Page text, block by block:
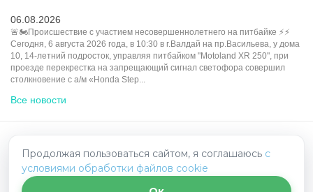
06.08.2026
🚨🏍Происшествие с участием несовершеннолетнего на питбайке ⚡️⚡️️
Сегодня, 6 августа 2026 года, в 10:30 в г.Валдай на пр.Васильева, у дома
10, 14-летний подросток, управляя питбайком "Motoland XR 250", при
проезде перекрестка на запрещающий сигнал светофора совершил
столкновение с а/м «Honda Step...
Все новости
HelpRadar.ru - взаимопомощь на дорогах
Политика конфиденциальности
Написать нам
Продолжая пользоваться сайтом, я соглашаюсь с
условиями обработки файлов cookie